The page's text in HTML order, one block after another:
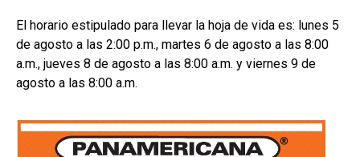
El horario estipulado para llevar la hoja de vida es: lunes 5
de agosto a las 2:00 p.m., martes 6 de agosto a las 8:00
a.m., jueves 8 de agosto a las 8:00 a.m. y viernes 9 de
agosto a las 8:00 a.m.